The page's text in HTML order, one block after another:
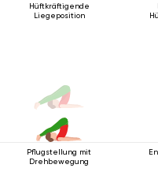
Hüftkräftigende
Liegeposition
Pflugstellung mit
Drehbewegung